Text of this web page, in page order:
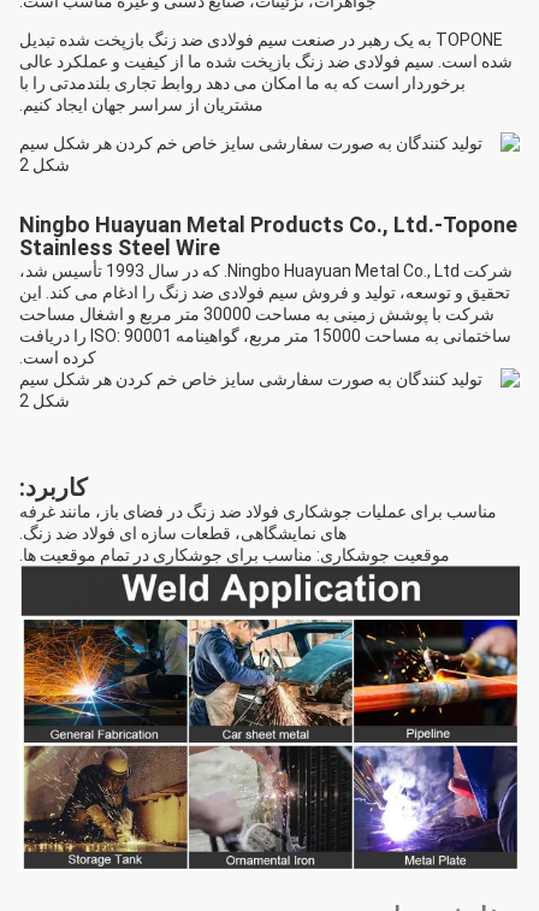
TOPONE به یک رهبر در صنعت سیم فولادی ضد زنگ بازپخت شده تبدیل
شده است. سیم فولادی ضد زنگ بازپخت شده ما از کیفیت و عملکرد عالی
برخوردار است که به ما امکان می دهد روابط تجاری بلندمدتی را با
مشتریان از سراسر جهان ایجاد کنیم.
Ningbo Huayuan Metal Products Co., Ltd.-Topone
Stainless Steel Wire
شرکت Ningbo Huayuan Metal Co., Ltd. که در سال 1993 تأسیس شد،
تحقیق و توسعه، تولید و فروش سیم فولادی ضد زنگ را ادغام می کند. این
شرکت با پوشش زمینی به مساحت 30000 متر مربع و اشغال مساحت
ساختمانی به مساحت 15000 متر مربع، گواهینامه ISO: 90001 را دریافت
کرده است.
کاربرد:
مناسب برای عملیات جوشکاری فولاد ضد زنگ در فضای باز، مانند غرفه
های نمایشگاهی، قطعات سازه ای فولاد ضد زنگ.
موقعیت جوشکاری: مناسب برای جوشکاری در تمام موقعیت ها.